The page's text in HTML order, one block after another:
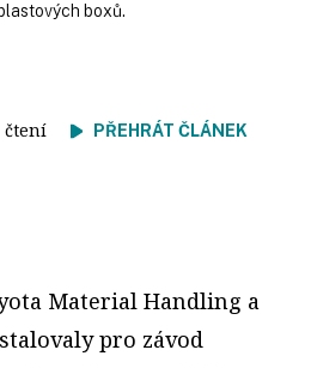
boxů.
čtení PŘEHRÁT ČLÁNEK
Material Handling a
pro závod